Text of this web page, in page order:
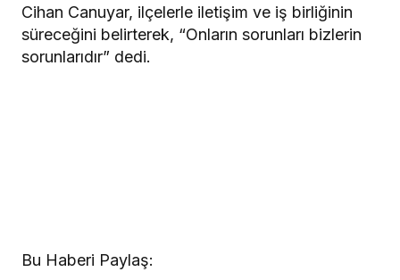
Cihan Canuyar, ilçelerle iletişim ve iş birliğinin
süreceğini belirterek, “Onların sorunları bizlerin
sorunlarıdır” dedi.
Bu Haberi Paylaş: